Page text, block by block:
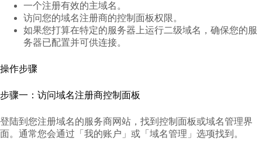
一个注册有效的主域名。
访问您的域名注册商的控制面板权限。
如果您打算在特定的服务器上运行二级域名，确保您的服
务器已配置并可供连接。
操作步骤
步骤一：访问域名注册商控制面板
登陆到您注册域名的服务商网站，找到控制面板或域名管理界
面。通常您会通过「我的账户」或「域名管理」选项找到。